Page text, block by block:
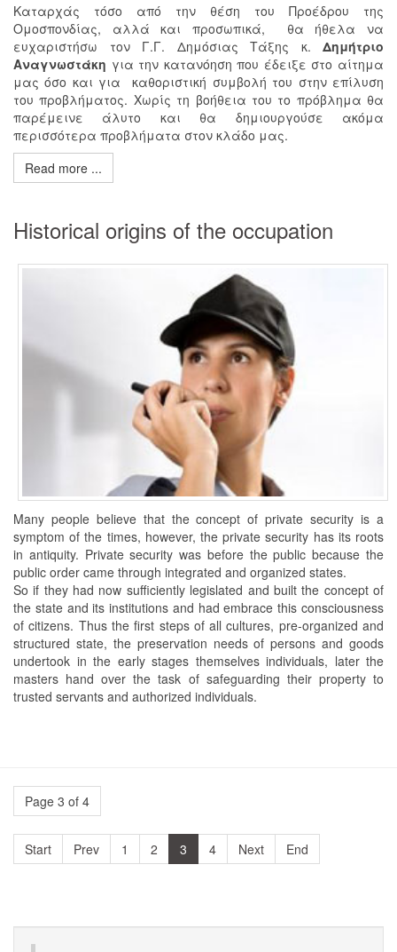
Καταρχάς τόσο από την θέση του Προέδρου της
Ομοσπονδίας, αλλά και προσωπικά, θα ήθελα να
ευχαριστήσω τον Γ.Γ. Δημόσιας Τάξης κ. Δημήτριο
Αναγνωστάκη για την κατανόηση που έδειξε στο αίτημα
μας όσο και για καθοριστική συμβολή του στην επίλυση
του προβλήματος. Χωρίς τη βοήθεια του το πρόβλημα θα
παρέμεινε άλυτο και θα δημιουργούσε ακόμα
περισσότερα προβλήματα στον κλάδο μας.
Read more ...
Historical origins of the occupation
Many people believe that the concept of private security is a
symptom of the times, however, the private security has its roots
in antiquity. Private security was before the public because the
public order came through integrated and organized states.
So if they had now sufficiently legislated and built the concept of
the state and its institutions and had embrace this consciousness
of citizens. Thus the first steps of all cultures, pre-organized and
structured state, the preservation needs of persons and goods
undertook in the early stages themselves individuals, later the
masters hand over the task of safeguarding their property to
trusted servants and authorized individuals.
Page 3 of 4
Start Prev 1 2 3 4 Next End